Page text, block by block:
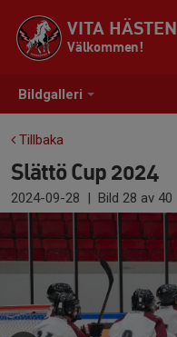
Bildgalleri
VITA HÄSTEN
Välkommen!
Tillbaka
Slättö Cup 2024
2024-09-28 | Bild 28 av 40